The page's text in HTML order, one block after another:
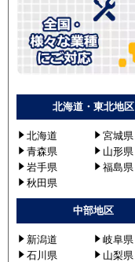
北海道・東北地区
北海道
宮城県
青森県
山形県
岩手県
福島県
秋田県
中部地区
新潟道
岐阜県
石川県
山梨県